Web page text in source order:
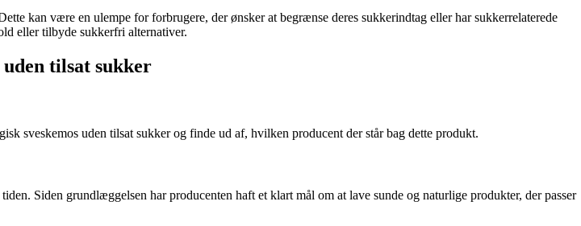
kan være en ulempe for forbrugere, der ønsker at begrænse deres sukkerindtag eller har sukkerrelaterede
eller tilbyde sukkerfri alternativer.
uden tilsat sukker
sveskemos uden tilsat sukker og finde ud af, hvilken producent der står bag dette produkt.
Siden grundlæggelsen har producenten haft et klart mål om at lave sunde og naturlige produkter, der passer